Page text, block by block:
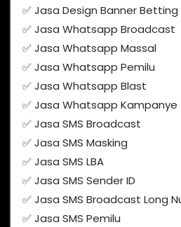
✅ Jasa Design Banner Betting
✅ Jasa Whatsapp Broadcast
✅ Jasa Whatsapp Massal
✅ Jasa Whatsapp Pemilu
✅ Jasa Whatsapp Blast
✅ Jasa Whatsapp Kampanye
✅ Jasa SMS Broadcast
✅ Jasa SMS Masking
✅ Jasa SMS LBA
✅ Jasa SMS Sender ID
✅ Jasa SMS Broadcast Long
✅ Jasa SMS Pemilu